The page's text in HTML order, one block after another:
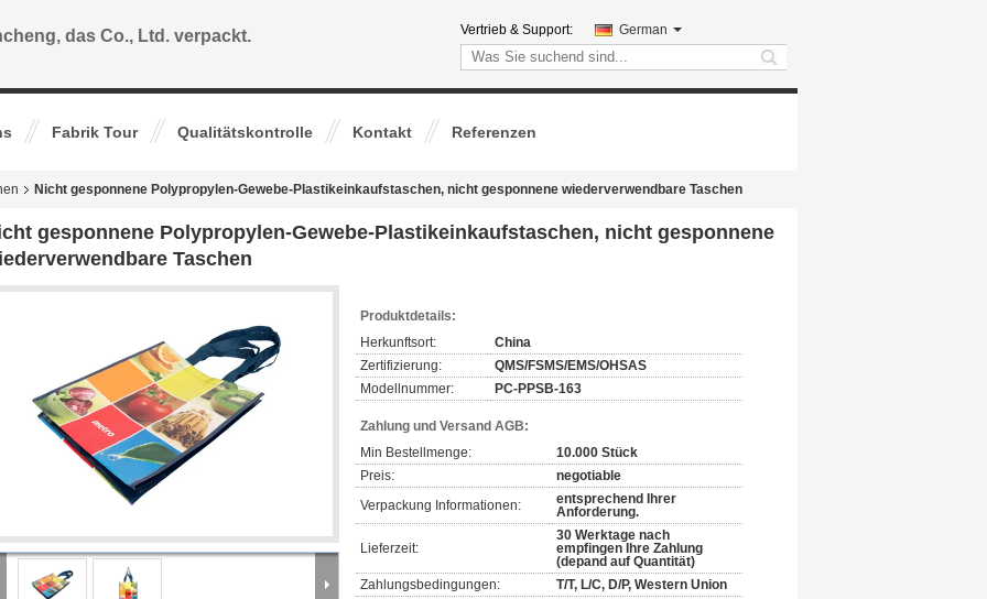
das Co., Ltd. verpackt. Vertrieb & Support: German
search
Fabrik Tour Qualitätskontrolle Kontakt Referenzen
Nicht gesponnene Polypropylen-Gewebe-Plastikeinkaufstaschen, nicht gesponnene wiederverwendbare Taschen
gesponnene Polypropylen-Gewebe-Plastikeinkaufstaschen, nicht gesponnene
Taschen
Produktdetails:
Herkunftsort:
China
Zertifizierung:
QMS/FSMS/EMS/OHSAS
Modellnummer:
PC-PPSB-163
Zahlung und Versand AGB:
Min Bestellmenge:
10.000 Stück
Preis:
negotiable
Verpackung Informationen:
entsprechend Ihrer
Anforderung.
Lieferzeit:
30 Werktage nach
empfingen Ihre Zahlung
(depand auf Quantität)
Zahlungsbedingungen:
T/T, L/C, D/P, Western Union